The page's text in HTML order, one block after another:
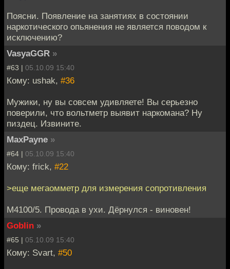
Поясни. Появление на занятиях в состоянии
наркотического опьянения не является поводом к
исключению?
VasyaGGR »
#63 | 05.10.09 15:40
Кому: ushak, #36
Мужики, ну вы совсем удивляете! Вы серьезно
поверили, что вольтметр выявит наркомана? Ну
пиздец. Извините.
MaxPayne »
#64 | 05.10.09 15:40
Кому: frick, #22
>еще мегаомметр для измерения сопротивления
М4100/5. Провода в ухи. Дёрнулся - виновен!
Goblin »
#65 | 05.10.09 15:40
Кому: Svart, #50